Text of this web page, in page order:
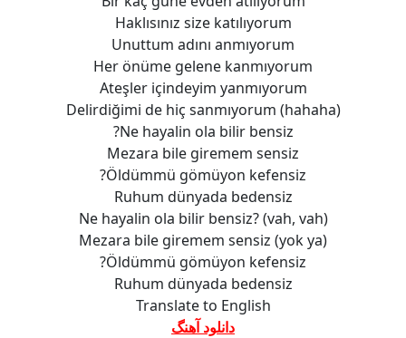
Haklısınız size katılıyorum
Unuttum adını anmıyorum
Her önüme gelene kanmıyorum
Ateşler içindeyim yanmıyorum
Delirdiğimi de hiç sanmıyorum (hahaha)
Ne hayalin ola bilir bensiz?
Mezara bile giremem sensiz
Öldümmü gömüyon kefensiz?
Ruhum dünyada bedensiz
Ne hayalin ola bilir bensiz? (vah, vah)
Mezara bile giremem sensiz (yok ya)
Öldümmü gömüyon kefensiz?
Ruhum dünyada bedensiz
Translate to English
دانلود آهنگ